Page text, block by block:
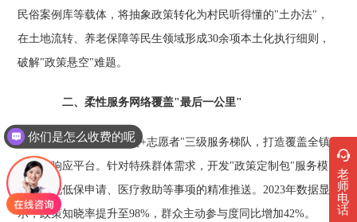
民俗案例库等载体，将抽象政策转化为村民听得懂的"土办法"，
在土地流转、养老保障等民生领域形成30余项本土化执行细则，
破解"政策悬空"难题。
二、柔性服务网络覆盖"最后一公里"
构建"干部+乡贤+志愿者"三级服务梯队，打造覆盖全镇
的民生响应平台。针对特殊群体需求，开发"政策定制包"服务模
块，实现低保申请、医疗救助等事项的精准推送。2023年数据显
示，政策知晓率提升至98%，群众主动参与度同比增加42%。
老
师
电
话
你们是怎么收费的呢